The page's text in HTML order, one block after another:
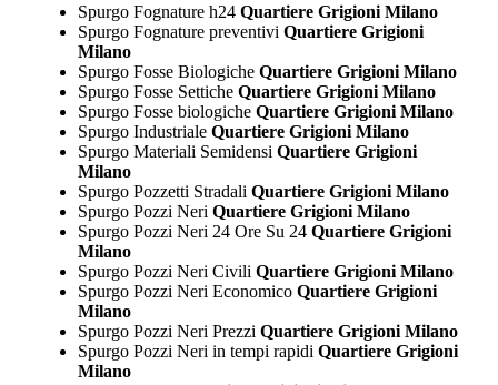
Spurgo Fognature h24Quartiere Grigioni Milano
Spurgo Fognature preventivi Quartiere Grigioni
Milano
Spurgo Fosse BiologicheQuartiere Grigioni Milano
Spurgo Fosse SetticheQuartiere Grigioni Milano
Spurgo Fosse biologicheQuartiere Grigioni Milano
Spurgo IndustrialeQuartiere Grigioni Milano
Spurgo Materiali Semidensi Quartiere Grigioni
Milano
Spurgo Pozzetti Stradali Quartiere Grigioni Milano
Spurgo Pozzi Neri Quartiere Grigioni Milano
Spurgo Pozzi Neri 24 Ore Su 24Quartiere Grigioni
Milano
Spurgo Pozzi Neri Civili Quartiere Grigioni Milano
Spurgo Pozzi Neri EconomicoQuartiere Grigioni
Milano
Spurgo Pozzi Neri Prezzi Quartiere Grigioni Milano
Spurgo Pozzi Neri in tempi rapidi Quartiere Grigioni
Milano